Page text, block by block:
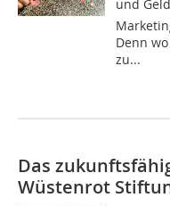
und
Denn
zu...
Das
Wüstenrot